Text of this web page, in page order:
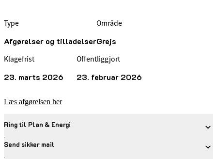
Type
Afgørelser og tilladelser
Område
Grejs
Klagefrist
23. marts 2026
Offentliggjort
23. februar 2026
Læs afgørelsen her
Ring til Plan & Energi
Send sikker mail